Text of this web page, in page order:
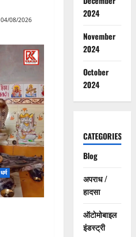
04/08/2026
धर्म
2024
November
2024
October
2024
CATEGORIES
Blog
अपराध /
हादसा
ऑटोमोबाइल
इंडस्ट्री